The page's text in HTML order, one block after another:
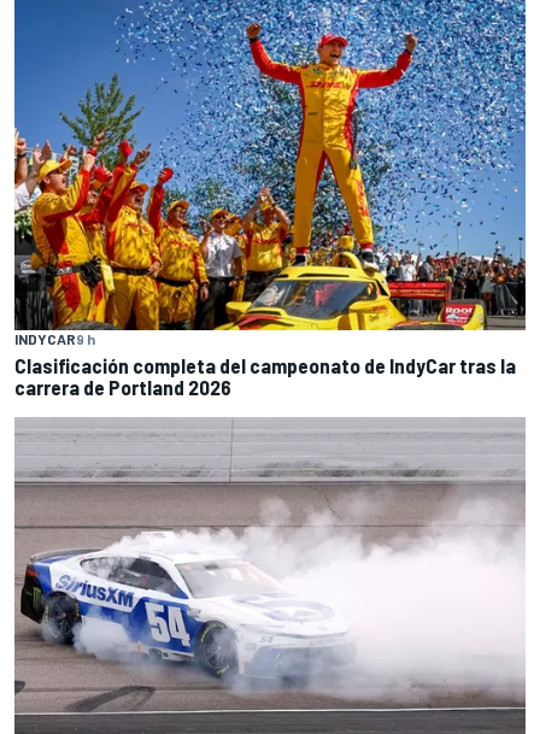
INDYCAR9 h
Clasificación completa del campeonato de IndyCar tras la
carrera de Portland 2026